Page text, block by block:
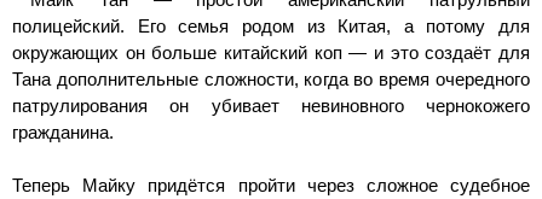
полицейский. Его семья родом из Китая, а потому для
окружающих он больше китайский коп — и это создаёт для
Тана дополнительные сложности, когда во время очередного
патрулирования он убивает невиновного чернокожего
гражданина.
Теперь Майку придётся пройти через сложное судебное